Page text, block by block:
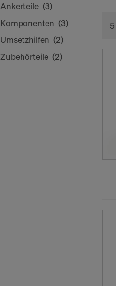
Ankerteile (3)
Komponenten (3)
Umsetzhilfen (2)
Zubehörteile (2)